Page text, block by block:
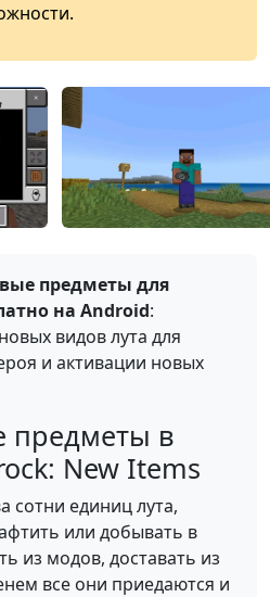
предметы для
на Android:
видов лута для
и активации новых
предметы в
New Items
сотни единиц лута,
или добывать в
из модов, доставать из
все они приедаются и